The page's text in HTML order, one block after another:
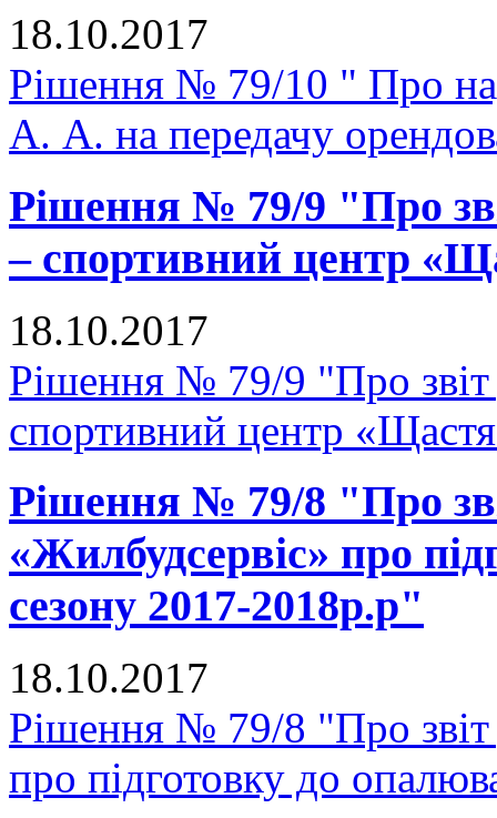
18.10.2017
Рішення № 79/10 " Про
А. А. на передачу
Рішення № 79/9 "Про
– спортивний центр
18.10.2017
Рішення № 79/9 "Про
спортивний центр
Рішення № 79/8 "Про
«Жилбудсервіс» про
сезону 2017-2018р.р"
18.10.2017
Рішення № 79/8 "Про
про підготовку до